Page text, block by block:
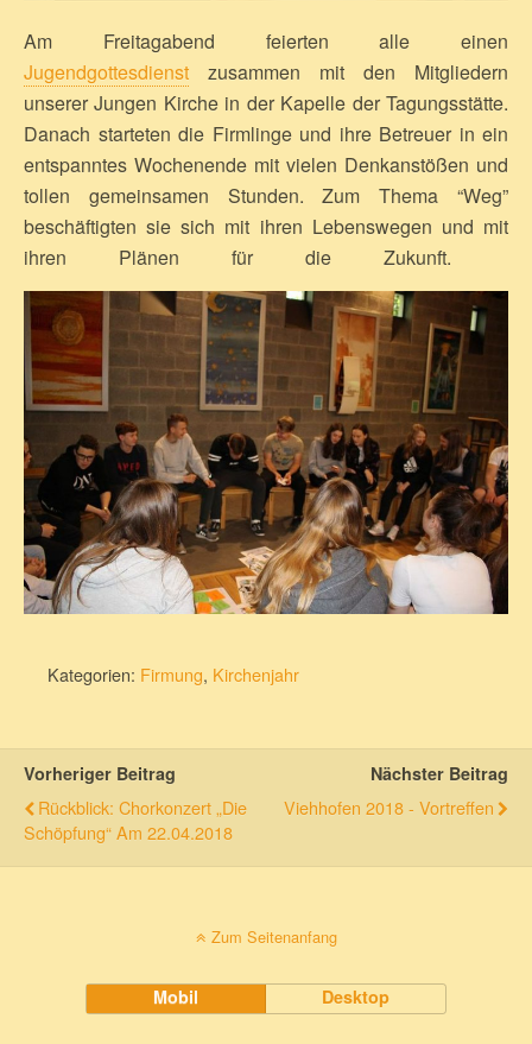
Am Freitagabend feierten alle einen
Jugendgottesdienst zusammen mit den Mitgliedern
unserer Jungen Kirche in der Kapelle der Tagungsstätte.
Danach starteten die Firmlinge und ihre Betreuer in ein
entspanntes Wochenende mit vielen Denkanstößen und
tollen gemeinsamen Stunden. Zum Thema “Weg”
beschäftigten sie sich mit ihren Lebenswegen und mit
ihren Plänen für die Zukunft.
Kategorien: Firmung, Kirchenjahr
Vorheriger Beitrag
Rückblick: Chorkonzert „Die
Schöpfung“ Am 22.04.2018
Nächster Beitrag
Viehhofen 2018 - Vortreffen
Zum Seitenanfang
Mobil Desktop